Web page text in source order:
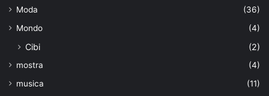
Moda
(36)
Mondo
(4)
Cibi (2)
mostra
(4)
musica
(11)